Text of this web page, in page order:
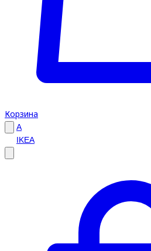
Корзина
A
IKEA